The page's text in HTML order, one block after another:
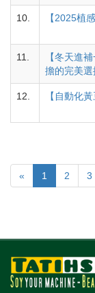
10. 【2025植
11.
【冬天進
擔的完美選
12. 【自動化
« 1 2 3